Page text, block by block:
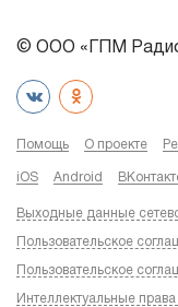
© ООО «ГПМ
Помощь О проекте
iOS Android
Выходные данные
Пользовательское
Пользовательское
Интеллектуальные права